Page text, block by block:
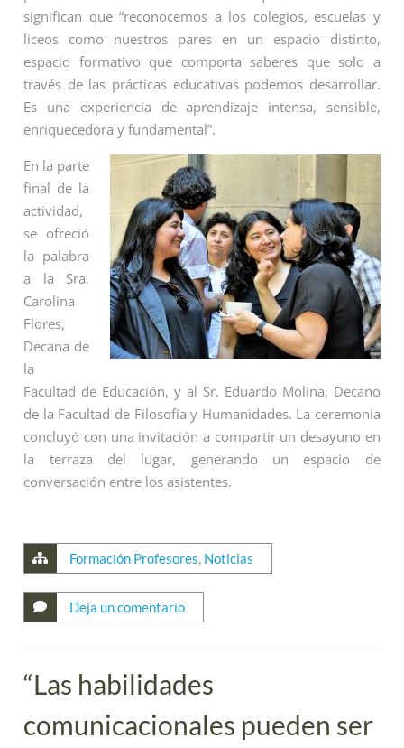
significan que “reconocemos a los colegios, escuelas y
liceos como nuestros pares en un espacio distinto,
espacio formativo que comporta saberes que solo a
través de las prácticas educativas podemos desarrollar.
Es una experiencia de aprendizaje intensa, sensible,
enriquecedora y fundamental”.
En la parte
final de la
actividad,
se ofreció
la palabra
a la Sra.
Carolina
Flores,
Decana de
la
Facultad de Educación, y al Sr. Eduardo Molina, Decano
de la Facultad de Filosofía y Humanidades. La ceremonia
concluyó con una invitación a compartir un desayuno en
la terraza del lugar, generando un espacio de
conversación entre los asistentes.
Formación Profesores, Noticias
Deja un comentario
“Las habilidades
comunicacionales pueden ser